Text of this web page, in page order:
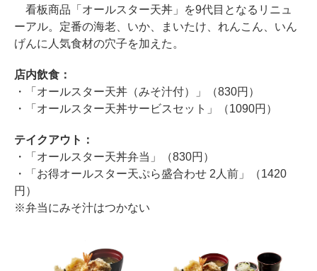
看板商品「オールスター天丼」を9代目となるリニュ
ーアル。定番の海老、いか、まいたけ、れんこん、いん
げんに人気食材の穴子を加えた。
店内飲食：
・「オールスター天丼（みそ汁付）」（830円）
・「オールスター天丼サービスセット」（1090円）
テイクアウト：
・「オールスター天丼弁当」（830円）
・「お得オールスター天ぷら盛合わせ 2人前」（1420
円）
※弁当にみそ汁はつかない